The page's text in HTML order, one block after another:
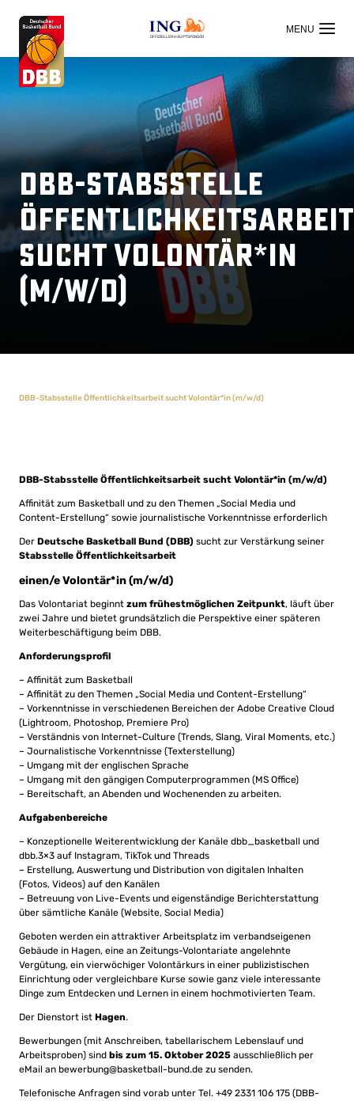
OFFIZIELLER HAUPTSPONSOR
DBB-Stabsstelle
Öffentlichkeitsarbeit
sucht Volontär*in
(m/w/d)
DBB-Stabsstelle Öffentlichkeitsarbeit sucht Volontär*in (m/w/d)
DBB-Stabsstelle Öffentlichkeitsarbeit sucht Volontär*in (m/w/d)
Affinität zum Basketball und zu den Themen „Social Media und
Content-Erstellung“ sowie journalistische Vorkenntnisse erforderlich
Der Deutsche Basketball Bund (DBB) sucht zur Verstärkung seiner
Stabsstelle Öffentlichkeitsarbeit
einen/e Volontär*in (m/w/d)
Das Volontariat beginnt zum frühestmöglichen Zeitpunkt, läuft über
zwei Jahre und bietet grundsätzlich die Perspektive einer späteren
Weiterbeschäftigung beim DBB.
Anforderungsprofil
– Affinität zum Basketball
– Affinität zu den Themen „Social Media und Content-Erstellung“
– Vorkenntnisse in verschiedenen Bereichen der Adobe Creative Cloud
(Lightroom, Photoshop, Premiere Pro)
– Verständnis von Internet-Culture (Trends, Slang, Viral Moments, etc.)
– Journalistische Vorkenntnisse (Texterstellung)
– Umgang mit der englischen Sprache
– Umgang mit den gängigen Computerprogrammen (MS Office)
– Bereitschaft, an Abenden und Wochenenden zu arbeiten.
Aufgabenbereiche
– Konzeptionelle Weiterentwicklung der Kanäle dbb_basketball und
dbb.3×3 auf Instagram, TikTok und Threads
– Erstellung, Auswertung und Distribution von digitalen Inhalten
(Fotos, Videos) auf den Kanälen
– Betreuung von Live-Events und eigenständige Berichterstattung
über sämtliche Kanäle (Website, Social Media)
Geboten werden ein attraktiver Arbeitsplatz im verbandseigenen
Gebäude in Hagen, eine an Zeitungs-Volontariate angelehnte
Vergütung, ein vierwöchiger Volontärkurs in einer publizistischen
Einrichtung oder vergleichbare Kurse sowie ganz viele interessante
Dinge zum Entdecken und Lernen in einem hochmotivierten Team.
Der Dienstort ist Hagen.
Bewerbungen (mit Anschreiben, tabellarischem Lebenslauf und
Arbeitsproben) sind bis zum 15. Oktober 2025 ausschließlich per
eMail an bewerbung@basketball-bund.de zu senden.
Telefonische Anfragen sind vorab unter Tel. +49 2331 106 175 (DBB-